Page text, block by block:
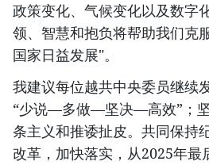
政策变化、气候变化以及数字
领、智慧和抱负将帮助我们克
国家日益发展"。
我建议每位越共中央委员继续
“少说—多做—坚决—高效”；
条主义和推诿扯皮。共同保持
改革，加快落实，从2025年最